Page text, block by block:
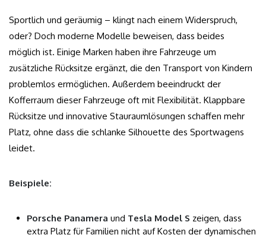
Sportlich und geräumig – klingt nach einem Widerspruch,
oder? Doch moderne Modelle beweisen, dass beides
möglich ist. Einige Marken haben ihre Fahrzeuge um
zusätzliche Rücksitze ergänzt, die den Transport von Kindern
problemlos ermöglichen. Außerdem beeindruckt der
Kofferraum dieser Fahrzeuge oft mit Flexibilität. Klappbare
Rücksitze und innovative Stauraumlösungen schaffen mehr
Platz, ohne dass die schlanke Silhouette des Sportwagens
leidet.
Beispiele:
Porsche Panamera und Tesla Model S zeigen, dass
extra Platz für Familien nicht auf Kosten der dynamischen